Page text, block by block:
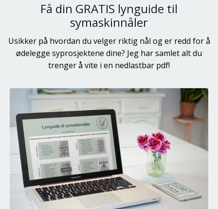
Få din GRATIS lynguide til
symaskinnåler
Usikker på hvordan du velger riktig nål og er redd for å
ødelegge syprosjektene dine? Jeg har samlet alt du
trenger å vite i en nedlastbar pdf!